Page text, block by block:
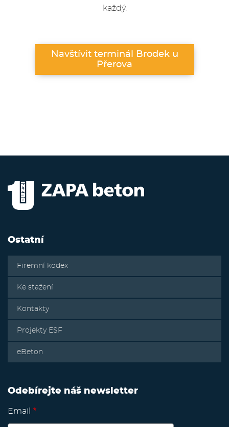
každý.
Navštívit terminál Brodek u
Přerova
Ostatní
Firemní kodex
Ke stažení
Kontakty
Projekty ESF
eBeton
Odebírejte náš newsletter
Email